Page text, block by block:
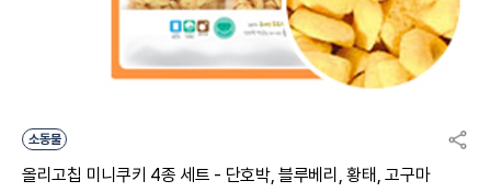
소동물
올리고칩 미니쿠키 4종 세트 - 단호박, 블루베리, 황태, 고구마